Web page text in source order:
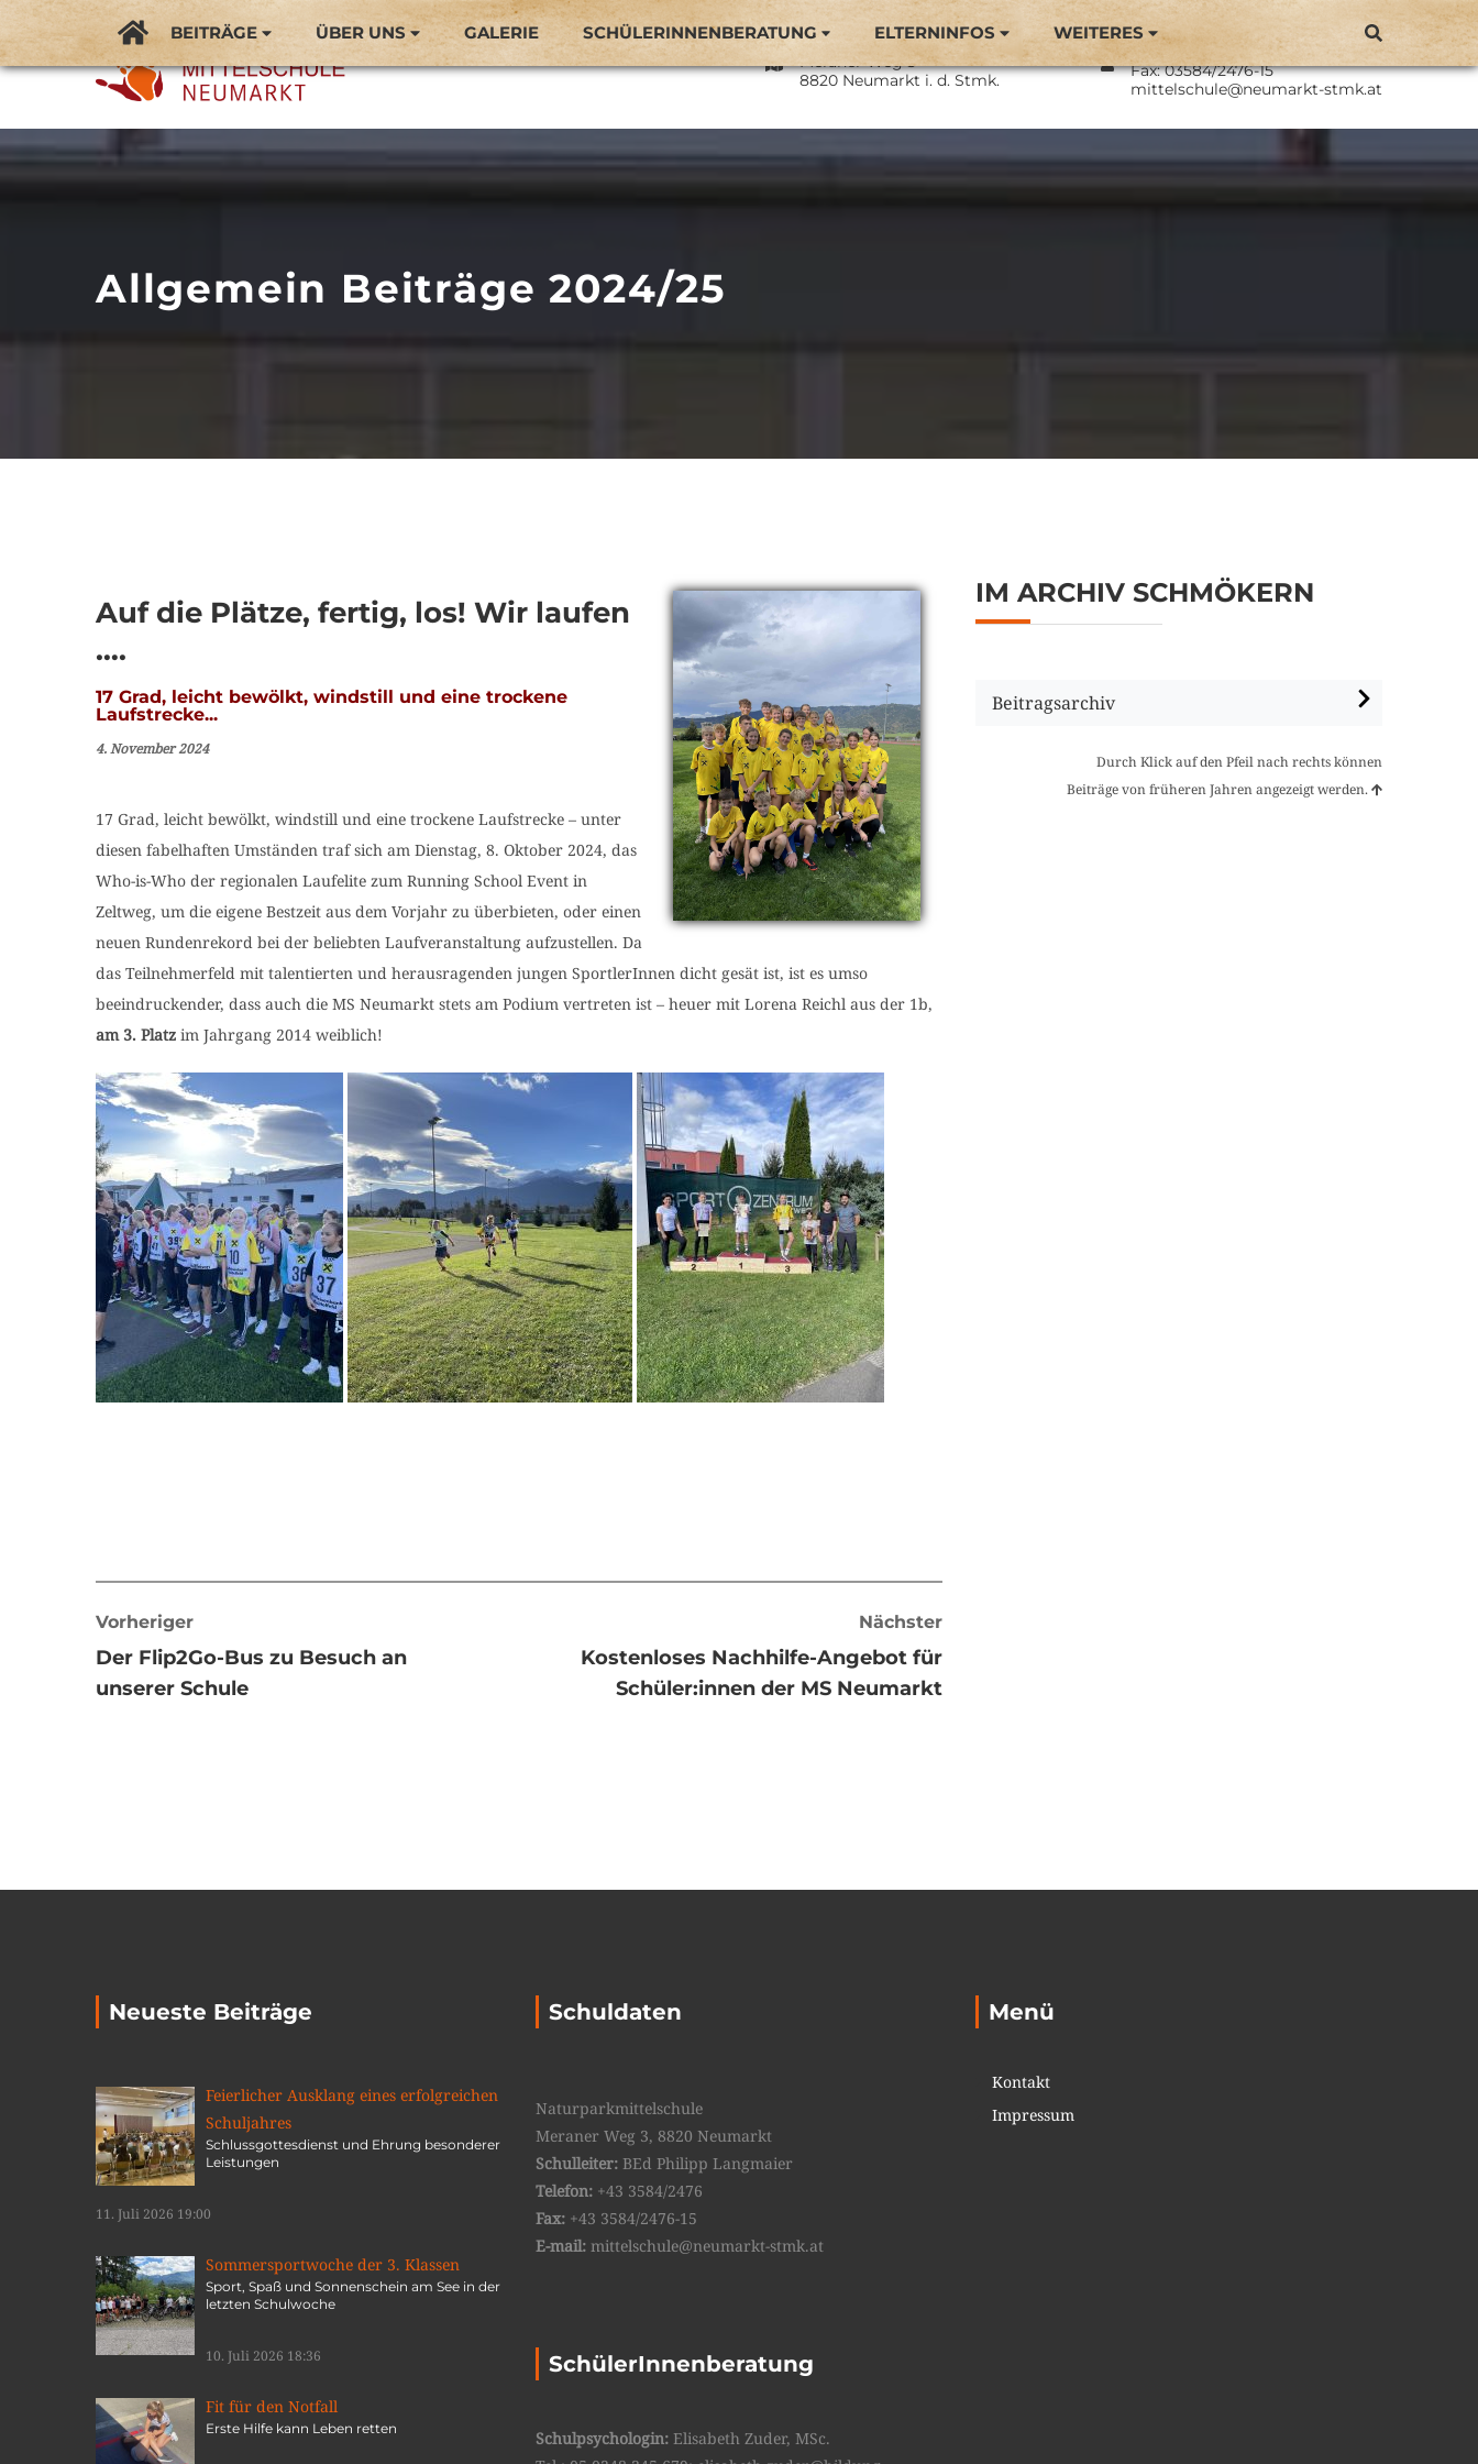
Naturparkmittelschule Neumarkt
Meraner Weg 3
8820 Neumarkt i. d. Stmk.
Direktor: BEd Philipp Langmaier
Tel.: 03584/2476
Fax: 03584/2476-15
mittelschule@neumarkt-stmk.at
BEITRÄGE ÜBER UNS GALERIE SCHÜLERINNENBERATUNG ELTERNINFOS WEITERES
Allgemein Beiträge 2024/25
Auf die Plätze, fertig, los! Wir laufen
….
17 Grad, leicht bewölkt, windstill und eine trockene
Laufstrecke...
4. November 2024
17 Grad, leicht bewölkt, windstill und eine trockene Laufstrecke – unter
diesen fabelhaften Umständen traf sich am Dienstag, 8. Oktober 2024, das
Who-is-Who der regionalen Laufelite zum Running School Event in
Zeltweg, um die eigene Bestzeit aus dem Vorjahr zu überbieten, oder einen
neuen Rundenrekord bei der beliebten Laufveranstaltung aufzustellen. Da
das Teilnehmerfeld mit talentierten und herausragenden jungen SportlerInnen dicht gesät ist, ist es umso
beeindruckender, dass auch die MS Neumarkt stets am Podium vertreten ist – heuer mit Lorena Reichl aus der 1b,
am 3. Platz im Jahrgang 2014 weiblich!
Vorheriger
Der Flip2Go-Bus zu Besuch an
unserer Schule
Nächster
Kostenloses Nachhilfe-Angebot für
Schüler:innen der MS Neumarkt
IM ARCHIV SCHMÖKERN
Beitragsarchiv
Durch Klick auf den Pfeil nach rechts können
Beiträge von früheren Jahren angezeigt werden.
Neueste Beiträge
Feierlicher Ausklang eines erfolgreichen
Schuljahres
Schlussgottesdienst und Ehrung besonderer
Leistungen
11. Juli 2026 19:00
Sommersportwoche der 3. Klassen
Sport, Spaß und Sonnenschein am See in der
letzten Schulwoche
10. Juli 2026 18:36
Fit für den Notfall
Erste Hilfe kann Leben retten
Schuldaten
Naturparkmittelschule
Meraner Weg 3, 8820 Neumarkt
Schulleiter: BEd Philipp Langmaier
Telefon: +43 3584/2476
Fax: +43 3584/2476-15
E-mail: mittelschule@neumarkt-stmk.at
SchülerInnenberatung
Schulpsychologin: Elisabeth Zuder, MSc.
Menü
Kontakt
Impressum